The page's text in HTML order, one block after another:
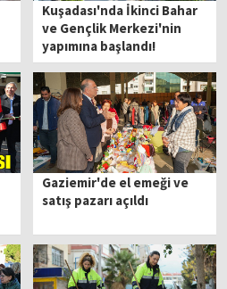
Kuşadası'nda İkinci Bahar
ve Gençlik Merkezi'nin
yapımına başlandı!
Gaziemir'de el emeği ve
satış pazarı açıldı